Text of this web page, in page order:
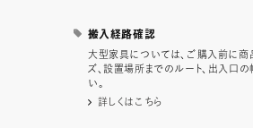
搬入経路確認
大型家具については、ご購入前に商
ズ、設置場所までのルート、出入口
い。
詳しくはこちら